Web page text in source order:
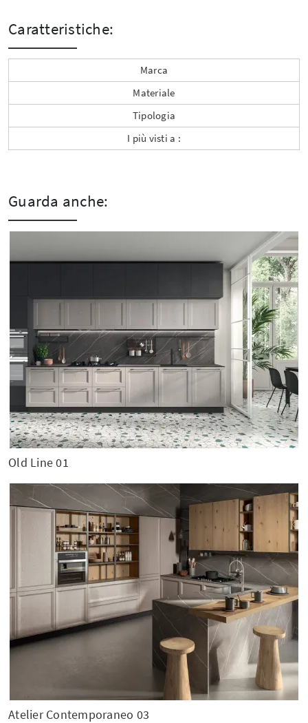
Caratteristiche:
Marca
Materiale
Tipologia
I più visti a :
Guarda anche:
Old Line 01
Atelier Contemporaneo 03